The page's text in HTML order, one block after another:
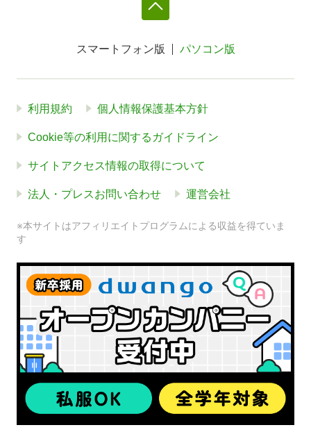
スマートフォン版 パソコン版
利用規約 個人情報保護基本方針
Cookie等の利用に関するガイドライン
サイトアクセス情報の取得について
法人・プレスお問い合わせ 運営会社
※本サイトはアフィリエイトプログラムによる収益を得ていま
す